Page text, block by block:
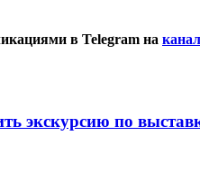
в Telegram на
экскурсию по